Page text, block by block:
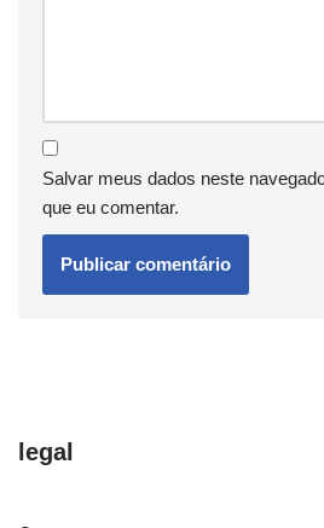
Salvar meus dados neste
que eu comentar.
legal